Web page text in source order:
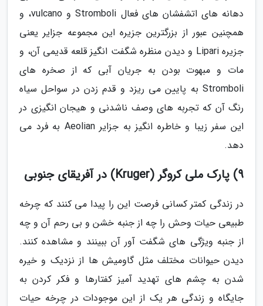
دهانه های اتشفشان های فعال Stromboli و vulcano، و
همچنین عبور از بزرگترین جزیره این مجموعه جزایر یعنی
جزیره Lipari و دیدن منظره شگفت انگیز قلعه قدیمی آن، و
مات و مبهوت بودن به جریان آبی که از صخره های
Stromboli به پایین می ریزد و قدم زدن در سواحل سیاه
رنگ آن که تجربه های وصف ناشدنی و هیجان انگیزی در
این سفر زیبا و خاطره انگیز به جزایر Aeolian به فرد می
دهد.
9) پارک ملی کروگر (Kruger) در آفریقای جنوبی
در زندگی کمتر کسانی فرصت این را پیدا می کنند که چرخه
طبیعی حیات وحش را چه از جنبه خشن و بی رحم آن و چه
از جنبه ویژگی های شگفت آور آن ببینند و مشاهده کنند.
دیدن حیوانات مختلف مثل گاومیش ها از نزدیک و خیره
شدن به چشم های تهدید آمیز کفتارها و فکر کردن به
جایگاه و زندگی هر یک از این موجودات در چرخه حیات